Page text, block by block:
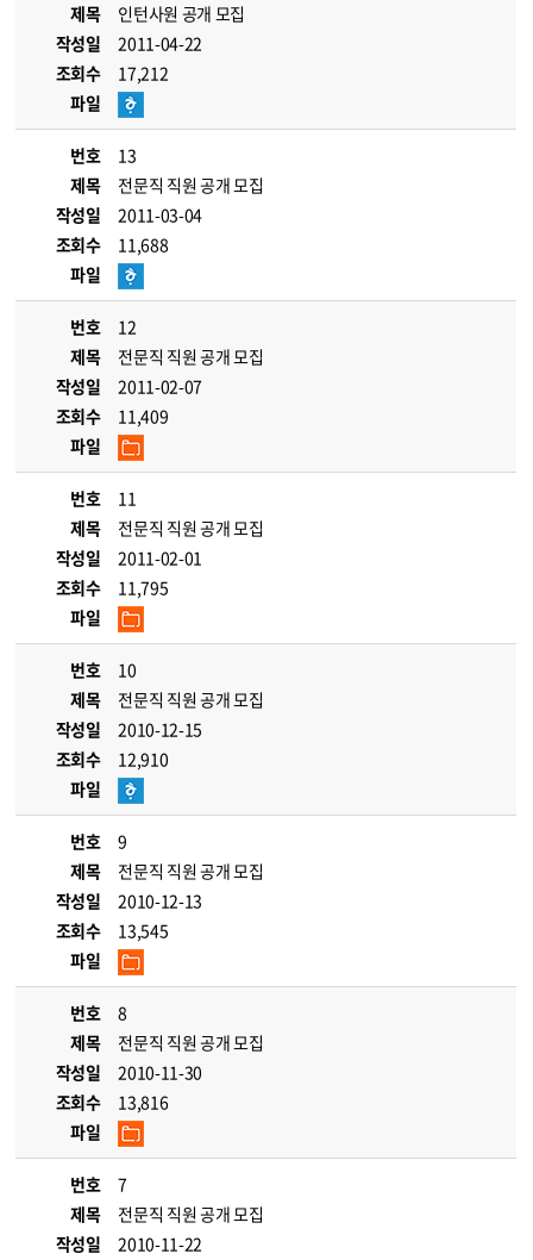
제목
인턴사원 공개 모집
작성일
2011-04-22
조회수
17,212
파일
번호
13
제목
전문직 직원 공개 모집
작성일
2011-03-04
조회수
11,688
파일
번호
12
제목
전문직 직원 공개 모집
작성일
2011-02-07
조회수
11,409
파일
번호
11
제목
전문직 직원 공개 모집
작성일
2011-02-01
조회수
11,795
파일
번호
10
제목
전문직 직원 공개 모집
작성일
2010-12-15
조회수
12,910
파일
번호
9
제목
전문직 직원 공개 모집
작성일
2010-12-13
조회수
13,545
파일
번호
8
제목
전문직 직원 공개 모집
작성일
2010-11-30
조회수
13,816
파일
번호
7
제목
전문직 직원 공개 모집
작성일
2010-11-22